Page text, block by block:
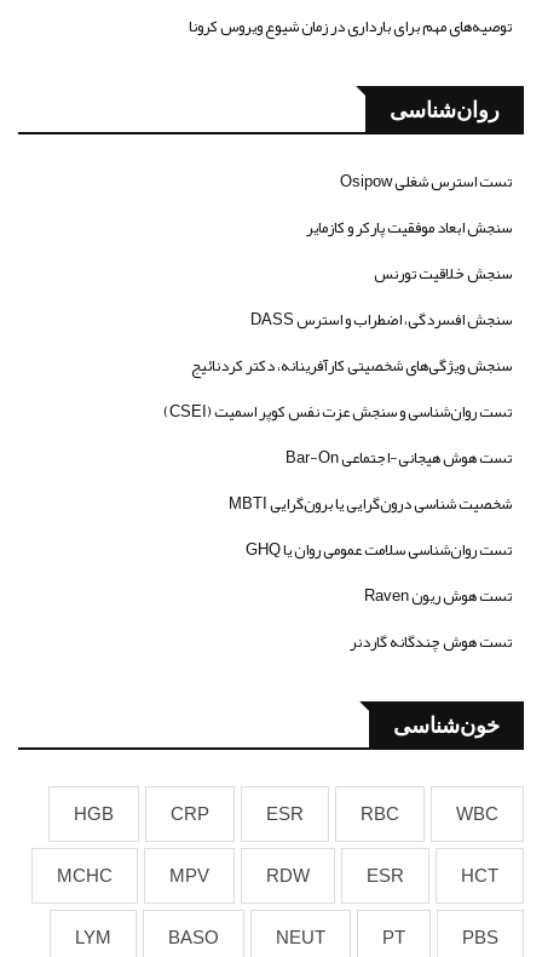
توصیه‌های مهم برای بارداری در زمان شیوع ویروس کرونا
روان‌شناسی
تست استرس شغلی Osipow
سنجش ابعاد موفقیت پارکر و کازمایر
سنجش خلاقیت تورنس
سنجش افسردگی، اضطراب و استرس DASS
سنجش ویژگی‌های شخصیتی کارآفرینانه، دکتر کردنائیج
تست روان‌شناسی و سنجش عزت نفس کوپر اسمیت (CSEI)
تست هوش هیجانی-اجتماعی Bar-On
شخصیت شناسی درون‌گرایی یا برون‌گرایی MBTI
تست روان‌شناسی سلامت عمومی روان یا GHQ
تست هوش ریون Raven
تست هوش چندگانه گاردنر
خون‌شناسی
WBC
RBC
ESR
CRP
HGB
HCT
ESR
RDW
MPV
MCHC
PBS
PT
NEUT
BASO
LYM